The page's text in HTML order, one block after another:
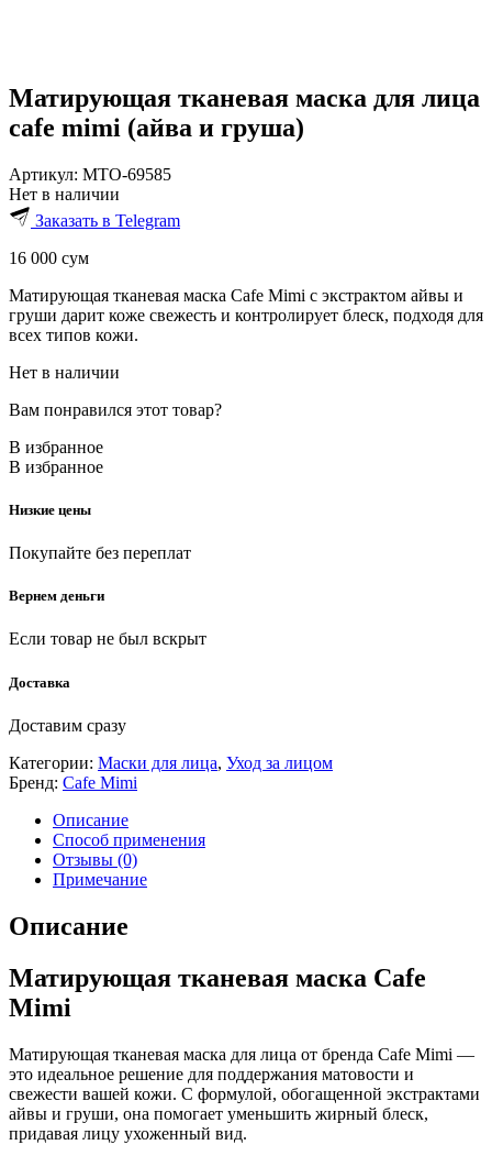
Матирующая тканевая маска для лица
cafe mimi (айва и груша)
Артикул: MTO-69585
Нет в наличии
Заказать в Telegram
16 000 сум
Матирующая тканевая маска Cafe Mimi с экстрактом айвы и
груши дарит коже свежесть и контролирует блеск, подходя для
всех типов кожи.
Нет в наличии
Вам понравился этот товар?
В избранное
В избранное
Низкие цены
Покупайте без переплат
Вернем деньги
Если товар не был вскрыт
Доставка
Доставим сразу
Категории: Маски для лица, Уход за лицом
Бренд: Cafe Mimi
Описание
Способ применения
Отзывы (0)
Примечание
Описание
Матирующая тканевая маска Cafe
Mimi
Матирующая тканевая маска для лица от бренда Cafe Mimi —
это идеальное решение для поддержания матовости и
свежести вашей кожи. С формулой, обогащенной экстрактами
айвы и груши, она помогает уменьшить жирный блеск,
придавая лицу ухоженный вид.